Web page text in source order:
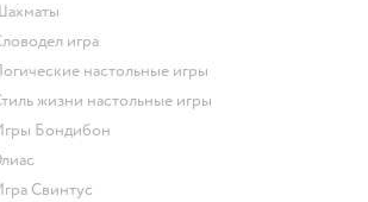
Шахматы
Словодел игра
Логические настольные игры
Стиль жизни настольные игры
Игры Бондибон
Элиас
Игра Свинтус